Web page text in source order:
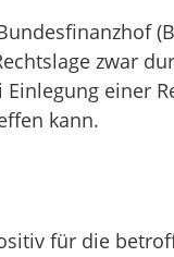
zwar
einer
kann.
für die